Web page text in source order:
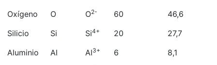
Oxígeno O O2- 60
46,6
Silicio
Si Si4+ 20
27,7
Aluminio
Al Al3+ 6 8,1